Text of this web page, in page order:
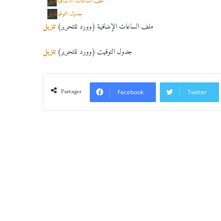
جدول-التوقيتتنزيل
ملف الساعات الإضافية (وورد للتحرير)تنزيل
جدول التوقيت (وورد للتحرير)تنزيل
Partager Facebook Twitter